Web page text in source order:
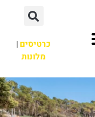
כרטיסים|
מלונות